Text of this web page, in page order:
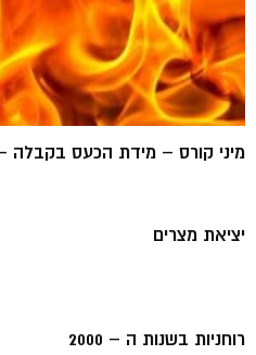
מיני קורס – מידת הכעס בקבלה
יציאת מצרים
רוחניות בשנות ה – 2000